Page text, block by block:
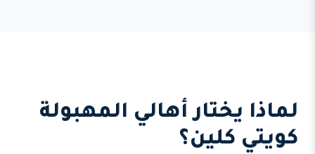
لماذا يختار أهالي المهبولة
كويتي كلين؟